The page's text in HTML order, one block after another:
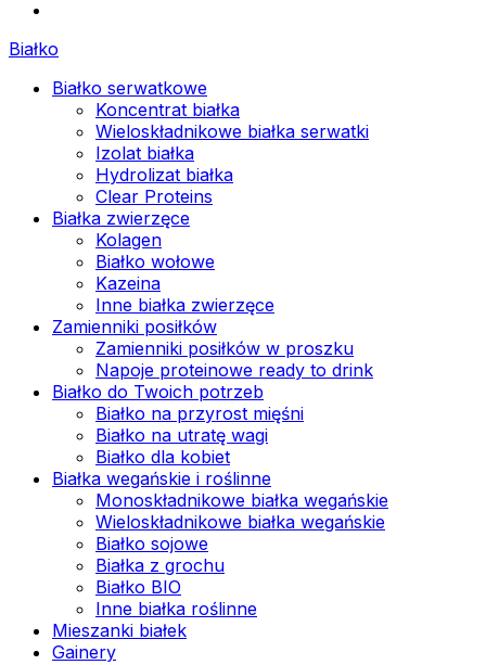
Białko
Białko serwatkowe
Koncentrat białka
Wieloskładnikowe białka serwatki
Izolat białka
Hydrolizat białka
Clear Proteins
Białka zwierzęce
Kolagen
Białko wołowe
Kazeina
Inne białka zwierzęce
Zamienniki posiłków
Zamienniki posiłków w proszku
Napoje proteinowe ready to drink
Białko do Twoich potrzeb
Białko na przyrost mięśni
Białko na utratę wagi
Białko dla kobiet
Białka wegańskie i roślinne
Monoskładnikowe białka wegańskie
Wieloskładnikowe białka wegańskie
Białko sojowe
Białka z grochu
Białko BIO
Inne białka roślinne
Mieszanki białek
Gainery